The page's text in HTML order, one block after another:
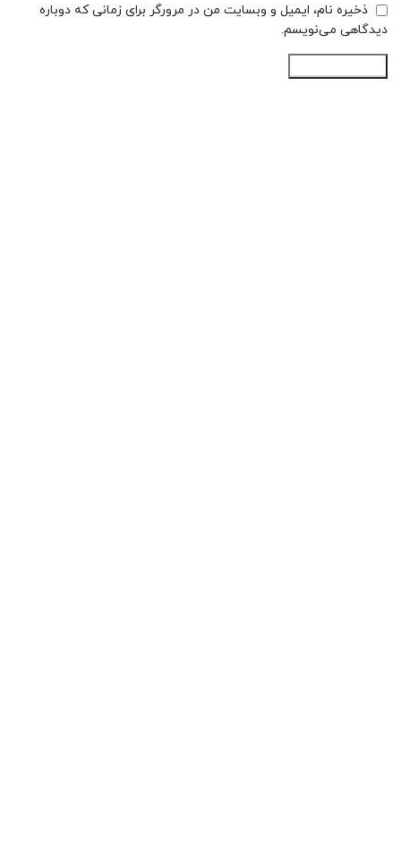
ذخیره نام، ایمیل و وبسایت من در مرورگر برای زمانی که دوباره
دیدگاهی می‌نویسم.